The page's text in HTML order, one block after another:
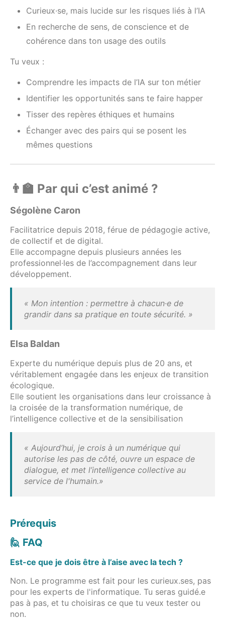
Curieux·se, mais lucide sur les risques liés à l’IA
En recherche de sens, de conscience et de
cohérence dans ton usage des outils
Tu veux :
Comprendre les impacts de l’IA sur ton métier
Identifier les opportunités sans te faire happer
Tisser des repères éthiques et humains
Échanger avec des pairs qui se posent les
mêmes questions
👨‍🏫 Par qui c’est animé ?
Ségolène Caron
Facilitatrice depuis 2018, férue de pédagogie active,
de collectif et de digital.
Elle accompagne depuis plusieurs années les
professionnel·les de l’accompagnement dans leur
développement.
« Mon intention : permettre à chacun·e de
grandir dans sa pratique en toute sécurité. »
Elsa Baldan
Experte du numérique depuis plus de 20 ans, et
véritablement engagée dans les enjeux de transition
écologique.
Elle soutient les organisations dans leur croissance à
la croisée de la transformation numérique, de
l’intelligence collective et de la sensibilisation
« Aujourd’hui, je crois à un numérique qui
autorise les pas de côté, ouvre un espace de
dialogue, et met l’intelligence collective au
service de l'humain.»
Prérequis
🙋 FAQ
Est-ce que je dois être à l’aise avec la tech ?
Non. Le programme est fait pour les curieux.ses, pas
pour les experts de l'informatique. Tu seras guidé.e
pas à pas, et tu choisiras ce que tu veux tester ou
non.